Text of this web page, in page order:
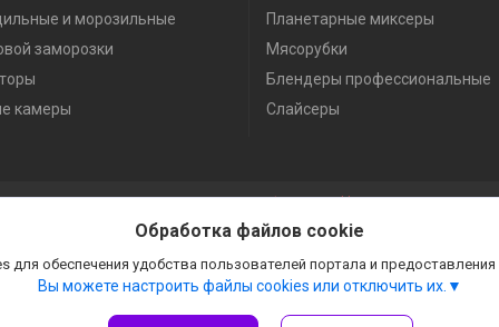
и морозильные
заморозки
камеры
Планетарные миксеры
Мясорубки
Блендеры профессиональные
Слайсеры
Сайт создан на платформе Deal.by
Политика обработки файлов cookies
Обработка файлов cookie
обеспечения удобства пользователей портала и
Вы можете настроить файлы cookies или отключить их.
Гастробизнес |
Пожаловаться на контент
Select Language ▼